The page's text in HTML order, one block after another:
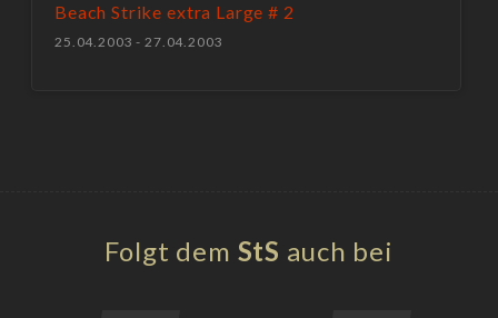
Beach Strike extra Large # 2
25.04.2003 - 27.04.2003
Folgt dem StS auch bei